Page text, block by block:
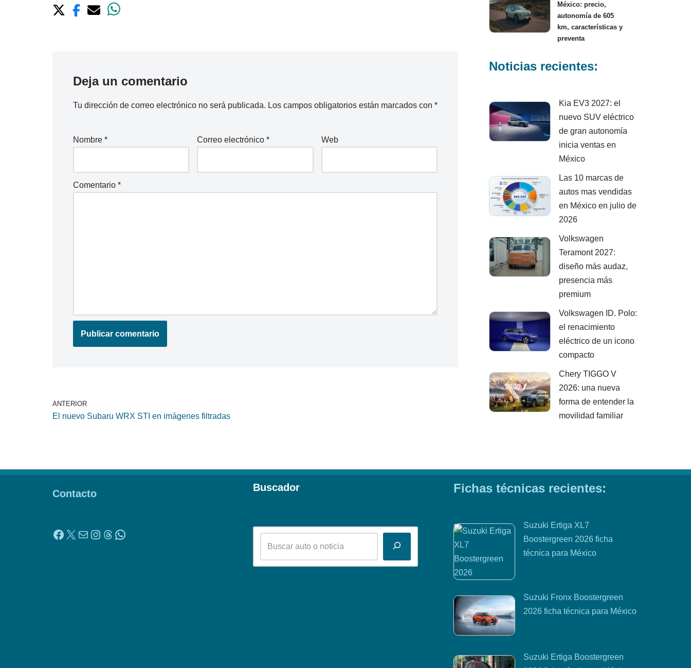
Deja un comentario
Tu dirección de correo electrónico no será publicada. Los campos obligatorios están marcados con *
Nombre * Correo electrónico* Web
Comentario *
ANTERIOR
El nuevo Subaru WRX STI en imágenes filtradas
México: precio,
autonomía de 605
km, características y
preventa
Noticias recientes:
Kia EV3 2027: el
nuevo SUV eléctrico
de gran autonomía
inicia ventas en
México
Las 10 marcas de
autos mas vendidas
en México en julio de
2026
Volkswagen
Teramont 2027:
diseño más audaz,
presencia más
premium
Volkswagen ID. Polo:
el renacimiento
eléctrico de un icono
compacto
Chery TIGGO V
2026: una nueva
forma de entender la
movilidad familiar
Contacto
Buscador Fichas técnicas recientes:
Suzuki Ertiga XL7
Boostergreen 2026 ficha
técnica para México
Suzuki Fronx Boostergreen
2026 ficha técnica para México
Suzuki Ertiga Boostergreen